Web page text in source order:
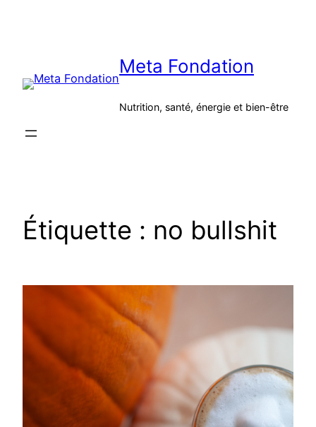
Meta Fondation
Nutrition, santé, énergie et bien-être
Étiquette : no bullshit